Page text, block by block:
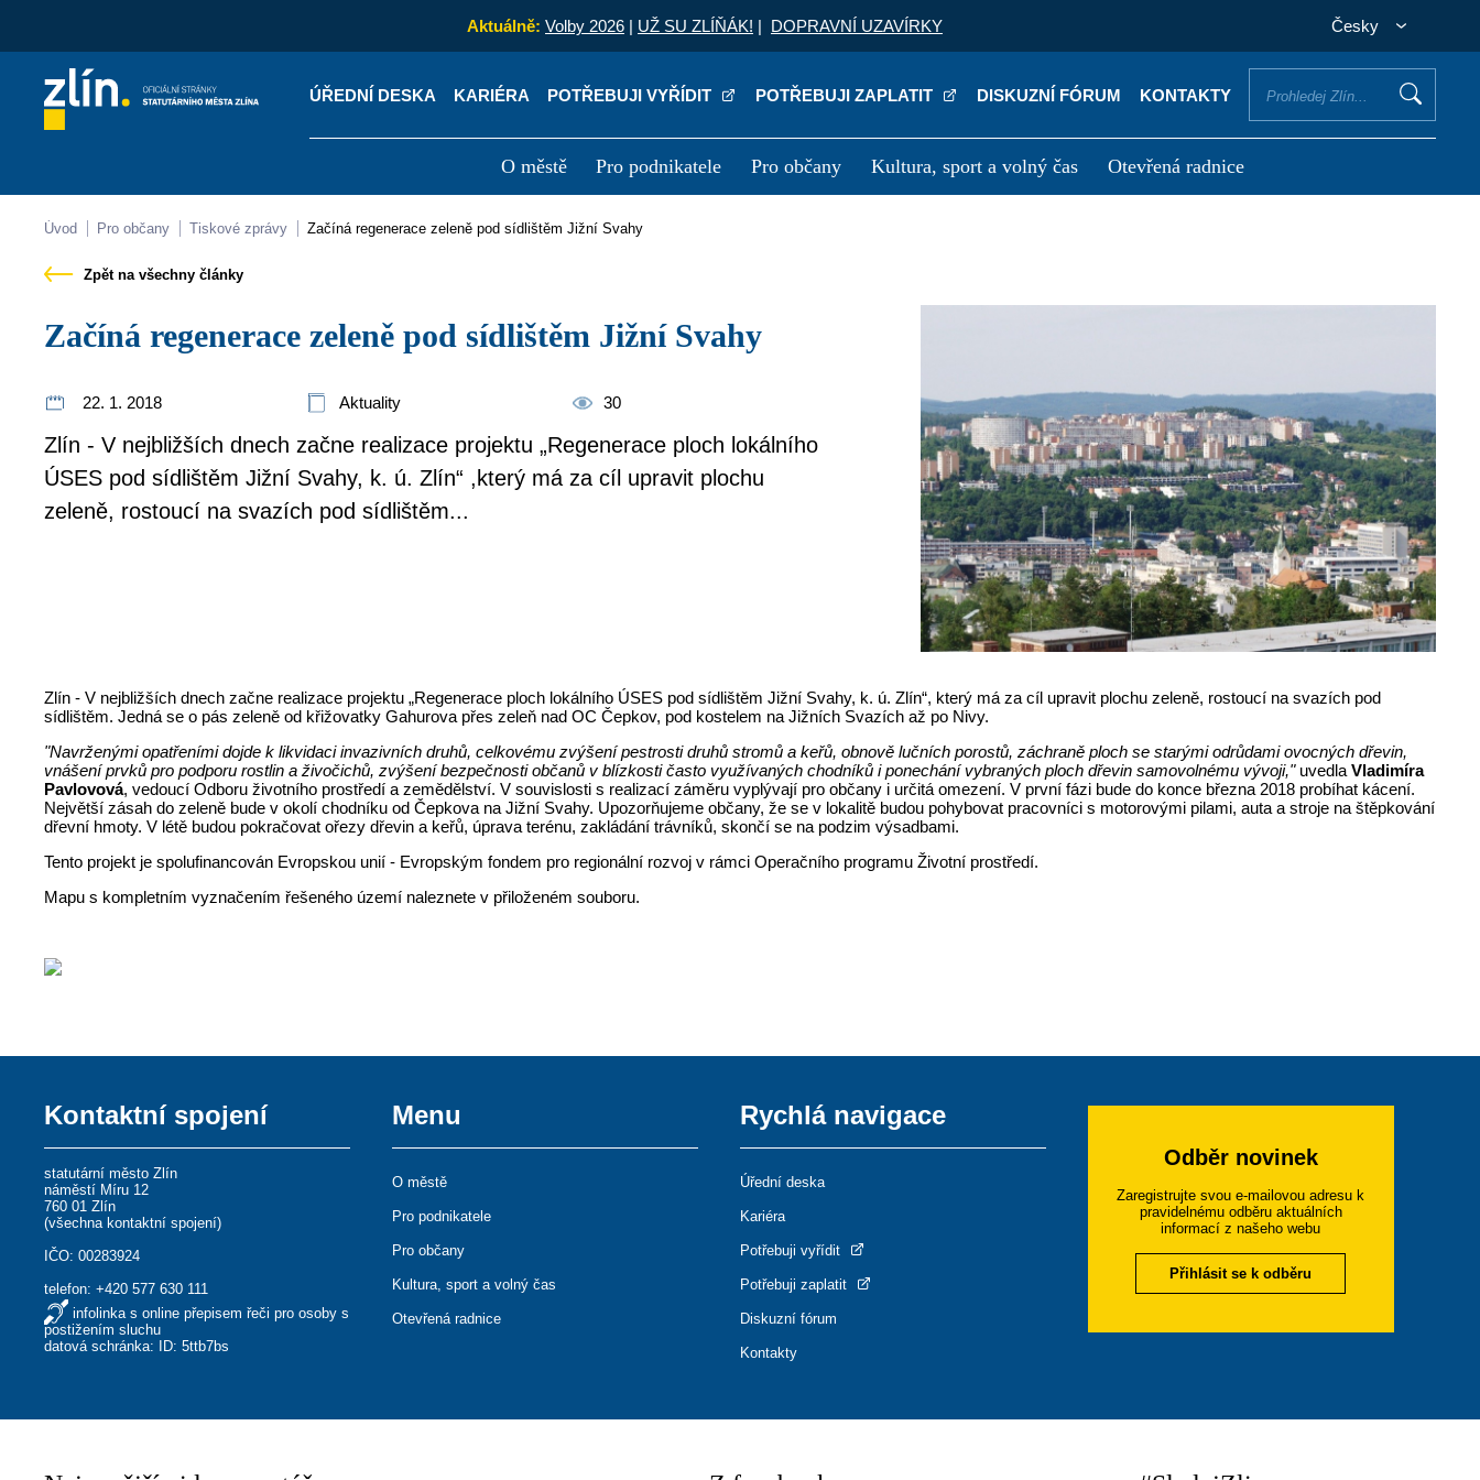
Aktuálně: Volby 2026 | UŽ SU ZLÍŇÁK! | DOPRAVNÍ UZAVÍRKY Česky
ÚŘEDNÍ DESKA KARIÉRA POTŘEBUJI VYŘÍDIT POTŘEBUJI ZAPLATIT DISKUZNÍ FÓRUM KONTAKTY
O městě Pro podnikatele Pro občany Kultura, sport a volný čas Otevřená radnice
Kontakty Úřední deska
Úvod Pro občany Tiskové zprávy Začíná regenerace zeleně pod sídlištěm Jižní Svahy
Zpět na všechny články
Začíná regenerace zeleně pod sídlištěm Jižní Svahy
22. 1. 2018 Aktuality 30
Zlín - V nejbližších dnech začne realizace projektu „Regenerace ploch lokálního
ÚSES pod sídlištěm Jižní Svahy, k. ú. Zlín“ ,který má za cíl upravit plochu
zeleně, rostoucí na svazích pod sídlištěm...
Zlín - V nejbližších dnech začne realizace projektu „Regenerace ploch lokálního ÚSES pod sídlištěm Jižní Svahy, k. ú. Zlín“, který má za cíl upravit plochu zeleně, rostoucí na svazích pod
sídlištěm. Jedná se o pás zeleně od křižovatky Gahurova přes zeleň nad OC Čepkov, pod kostelem na Jižních Svazích až po Nivy.
"Navrženými opatřeními dojde k likvidaci invazivních druhů, celkovému zvýšení pestrosti druhů stromů a keřů, obnově lučních porostů, záchraně ploch se starými odrůdami ovocných dřevin,
vnášení prvků pro podporu rostlin a živočichů, zvýšení bezpečnosti občanů v blízkosti často využívaných chodníků i ponechání vybraných ploch dřevin samovolnému vývoji,"uvedlaVladimíra
Pavlovová, vedoucí Odboru životního prostředí a zemědělství. V souvislosti s realizací záměru vyplývají pro občany i určitá omezení. V první fázi bude do konce března 2018 probíhat kácení.
Největší zásah do zeleně bude v okolí chodníku od Čepkova na Jižní Svahy. Upozorňujeme občany, že se v lokalitě budou pohybovat pracovníci s motorovými pilami, auta a stroje na štěpkování
dřevní hmoty. V létě budou pokračovat ořezy dřevin a keřů, úprava terénu, zakládání trávníků, skončí se na podzim výsadbami.
Tento projekt je spolufinancován Evropskou unií - Evropským fondem pro regionální rozvoj v rámci Operačního programu Životní prostředí.
Mapu s kompletním vyznačením řešeného území naleznete v přiloženém souboru.
Kontaktní spojení
statutární město Zlín
náměstí Míru 12
760 01 Zlín
(všechna kontaktní spojení)
IČO: 00283924
telefon:+420 577 630 111
infolinka s online přepisem řeči pro osoby s
postižením sluchu
datová schránka: ID: 5ttb7bs
Menu
O městě
Pro podnikatele
Pro občany
Kultura, sport a volný čas
Otevřená radnice
Rychlá navigace
Úřední deska
Kariéra
Potřebuji vyřídit
Potřebuji zaplatit
Diskuzní fórum
Kontakty
Odběr novinek
Zaregistrujte svou e-mailovou adresu k
pravidelnému odběru aktuálních
informací z našeho webu
Přihlásit se k odběru